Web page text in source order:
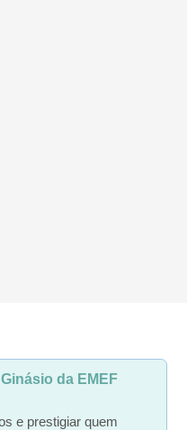
da EMEF
e prestigiar quem